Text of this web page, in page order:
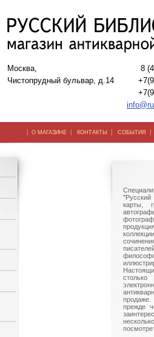
Москва,
Чистопрудный бульвар, д.14
8
| О МАГАЗИНЕ | КОНТАКТЫ | СОБЫТИЯ
"Русский
карты,
столько
прежде